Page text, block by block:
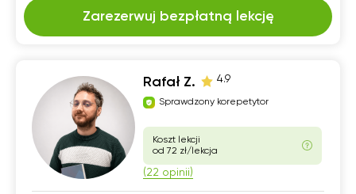
Zarezerwuj bezpłatną lekcję
Rafał Z. 4.9
Sprawdzony korepetytor
Koszt lekcji
od 72 zł/lekcja
(22 opinii)